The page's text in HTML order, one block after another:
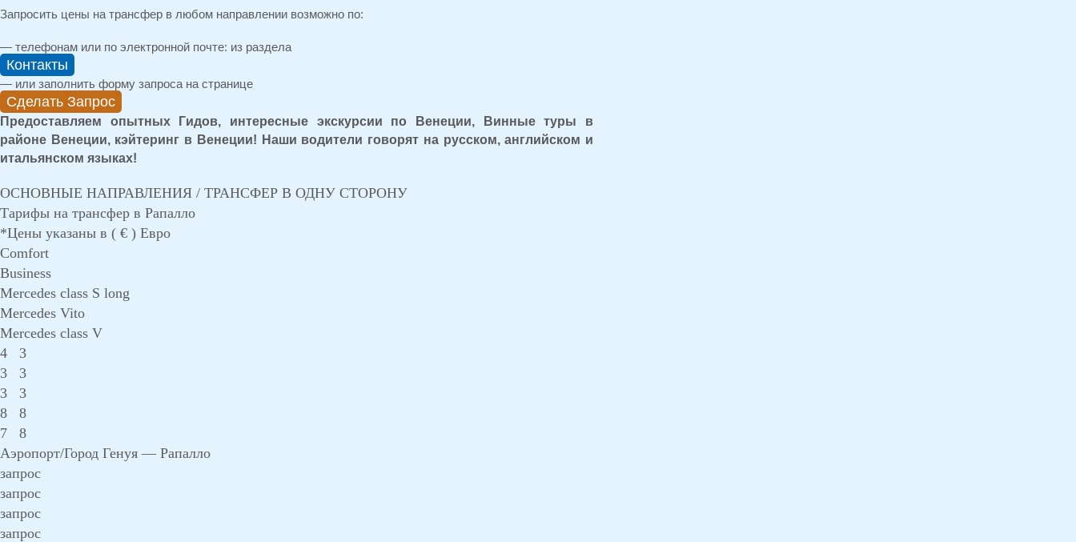
Запросить цены на трансфер в любом направлении возможно по:
— телефонам или по электронной почте: из раздела
Контакты
— или заполнить форму запроса на странице
Сделать Запрос
Предоставляем опытных Гидов, интересные экскурсии по Венеции, Винные туры в
районе Венеции, кэйтеринг в Венеции! Наши водители говорят на русском, английском и
итальянском языках!
ОСНОВНЫЕ НАПРАВЛЕНИЯ / ТРАНСФЕР В ОДНУ СТОРОНУ
Тарифы на трансфер в Рапалло
*Цены указаны в ( € ) Евро
Comfort
Business
Mercedes class S long
Mercedes Vito
Mercedes class V
4
3
3
3
3
3
8
8
7
8
Аэропорт/Город Генуя — Рапалло
запрос
запрос
запрос
запрос